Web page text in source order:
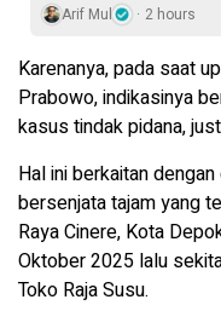
Arif Mul 2 hours
Karenanya, pada saat
Prabowo, indikasinya
kasus tindak pidana,
Hal ini berkaitan
bersenjata tajam yang
Raya Cinere, Kota
Oktober 2025 lalu
Toko Raja Susu.